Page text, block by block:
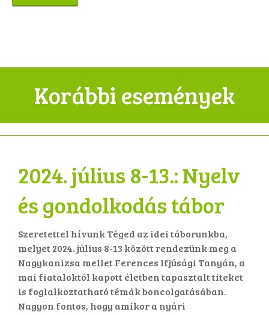
Korábbi események
2024. július 8-13.: Nyelv
és gondolkodás tábor
Szeretettel hívunk Téged az idei táborunkba,
melyet 2024. július 8-13 között rendezünk meg a
Nagykanizsa mellet Ferences Ifjúsági Tanyán, a
mai fiataloktól kapott életben tapasztalt titeket
is foglalkoztatható témák boncolgatásában.
Nagyon fontos, hogy amikor a nyári